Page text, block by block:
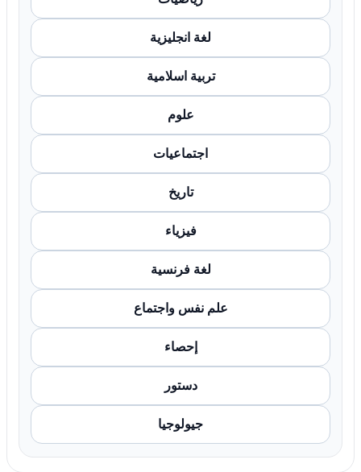
لغة انجليزية
تربية اسلامية
علوم
اجتماعيات
تاريخ
فيزياء
لغة فرنسية
علم نفس واجتماع
إحصاء
دستور
جيولوجيا